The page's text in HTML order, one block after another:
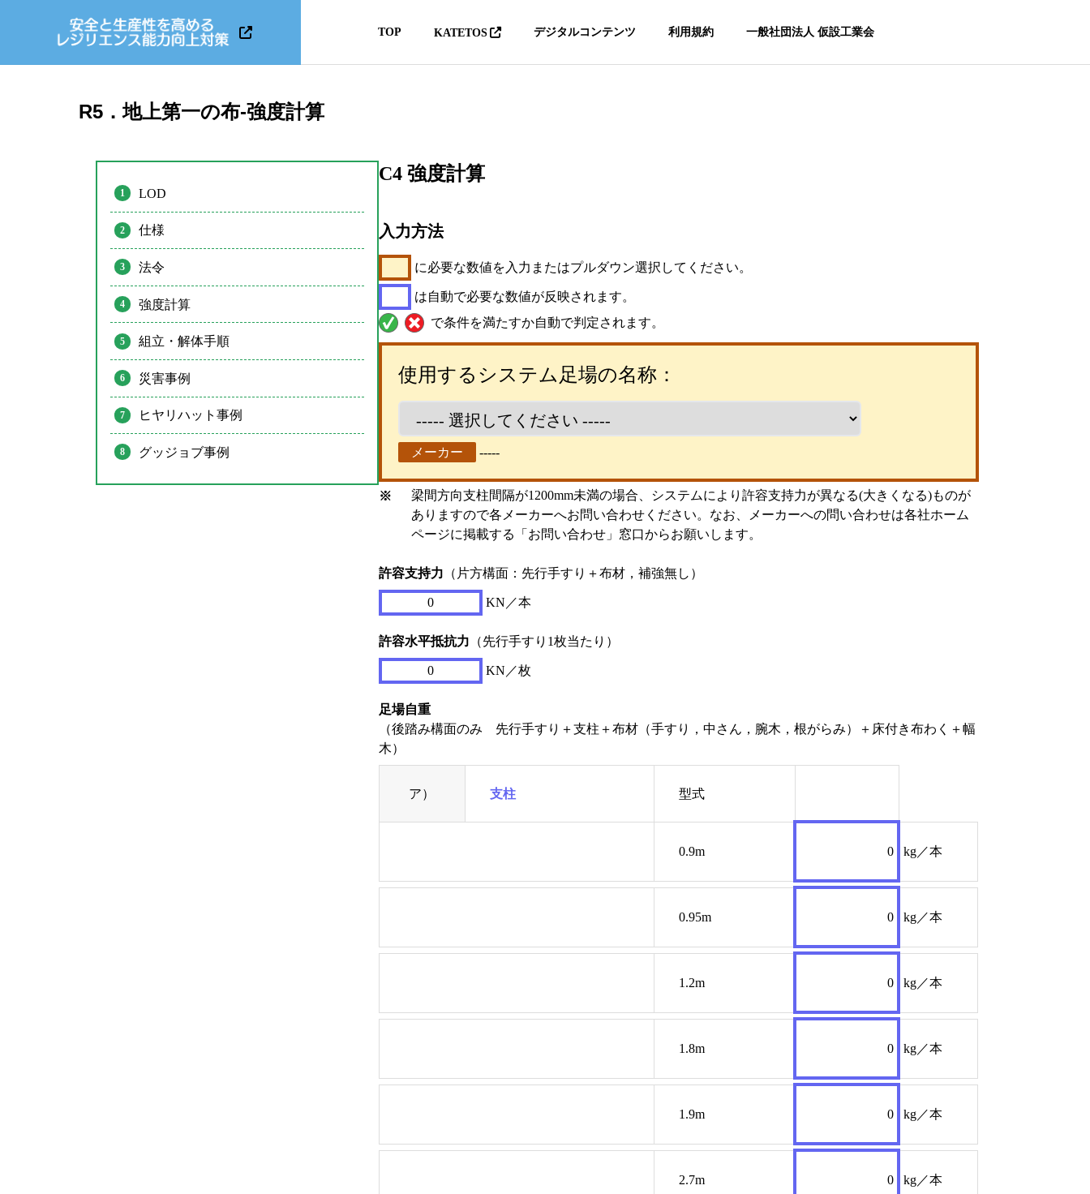
TOP KATETOS デジタルコンテンツ 利用規約 一般社団法人 仮設工業会
KATETOS
8D BIM安全衛生情報デジ
タルパッケージ
メタバースレジリエンス教
育
R5．地上第一の布-強度計算
LOD
仕様
法令
強度計算
組立・解体手順
災害事例
ヒヤリハット事例
グッジョブ事例
C4 強度計算
入力方法
に必要な数値を入力またはプルダウン選択してください。
は自動で必要な数値が反映されます。
で条件を満たすか自動で判定されます。
使用するシステム足場の名称：
メーカー -----
※
梁間方向支柱間隔が1200mm未満の場合、システムにより許容支持力が異なる(大きくなる)ものが
ありますので各メーカーへお問い合わせください。なお、メーカーへの問い合わせは各社ホーム
ページに掲載する「お問い合わせ」窓口からお願いします。
許容支持力 （片方構面：先行手すり＋布材，補強無し）
0 KN／本
許容水平抵抗力 （先行手すり1枚当たり）
0 KN／枚
足場自重
（後踏み構面のみ 先行手すり＋支柱＋布材（手すり，中さん，腕木，根がらみ）＋床付き布わく＋幅
木）
ア） 支柱 型式
0.9m 0 kg／本
0.95m 0 kg／本
1.2m 0 kg／本
1.8m 0 kg／本
1.9m 0 kg／本
2.7m 0 kg／本